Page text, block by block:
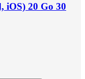
iOS) 20 Go 30